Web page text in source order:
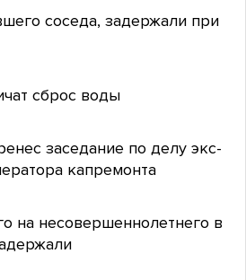
соседа, задержали при
сброс воды
заседание по делу экс-
капремонта
на несовершеннолетнего в